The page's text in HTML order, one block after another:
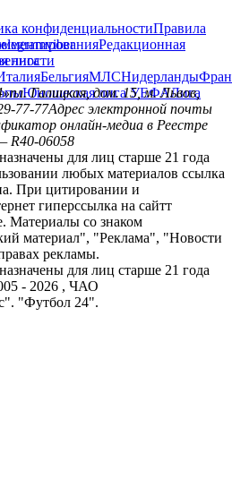
конфиденциальностиПравила
Редакционная
viber
лига
БельгияМЛСНидерланды
Юношеская лига УЕФАЛига
пл. Галицкая, дом. 15, м. Львов,
77-77Адрес электронной почты
онлайн-медиа в Реестре
R40-06058
для лиц старше 21 года
любых материалов ссылка
При цитировании и
гиперссылка на сайтт
Материалы со знаком
материал", "Реклама", "Новости
рекламы.
для лиц старше 21 года
- 2026 , ЧАО
"Футбол 24".